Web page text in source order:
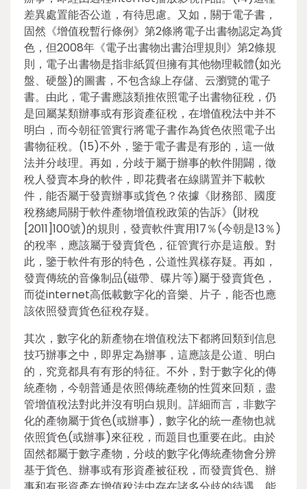
差異處置能否公道，有待思慮。又如，關于電子書，
固然《增值稅暫行條例》第2條將電子出書物認定為貨
色，但2008年《電子出書物出書治理規則》第2條規
則，電子出書物是指非紙質但擁有其他物理載體(如光
盤、硬盤)的圖書，不包含線上存儲、云瀏覽的電子
書。由此，電子書應該類推依照電子出書物征稅，仍
是回屬某類辦事或有形資產征稅，在增值稅法中并不
明白，而今朝征管實行將電子書作為貨色依照電子出
書物征稅。(15)不外，鑒于電子書是有形的，這一做
法并分歧理。再如，分歧于屬于辦事的軟件開闢，徵
稅人發賣本身的軟件，即花費者在線購置并下載軟
件，能否屬于發賣辦事或貨色？依據《財務部、國度
稅務總局關于軟件產物增值稅政策的告訴》(財稅
[2011]100號)的規則，發賣軟件實用17％(今朝是13％)
的稅率，應該屬于發賣貨色，征管實行亦是這般。對
此，鑒于軟件有形的特色，公道性異樣存疑。再如，
發賣傳統的音像制品(磁帶、碟片等)屬于發賣貨色，
而從internet高低載數字化的音樂、片子，能否也應
該依照發賣貨色征稅存疑。
其次，數字化的新產物在增值稅法下都將回類到信息
技巧辦事之中，即界定為辦事，這應該是公道、明白
的，究竟都具有有形的特征。不外，對于數字化的傳
統產物，今朝普通是依照傳統產物的性質來回類，盡
管增值稅法對此并沒有明白規則。詳細而言，非數字
化的產物屬于貨色(或辦事)，數字化的統一產物也就
依照貨色(或辦事)來征稅，而題目也重要在此。由於
固然都屬于數字產物，分歧的數字化傳統產物會分辨
基于貨色、辦事或有形資產被征稅，而發賣貨色、辦